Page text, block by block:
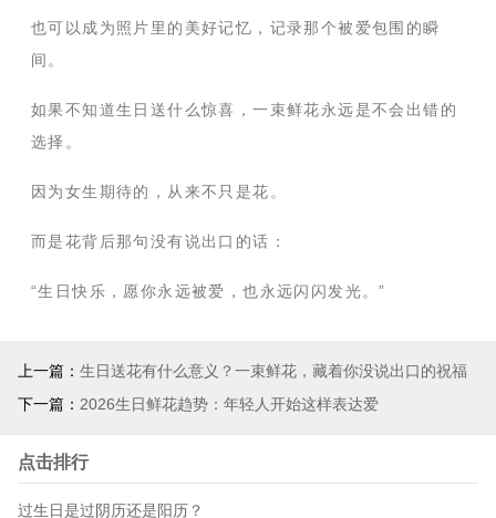
也可以成为照片里的美好记忆，记录那个被爱包围的瞬
间。
如果不知道生日送什么惊喜，一束鲜花永远是不会出错的
选择。
因为女生期待的，从来不只是花。
而是花背后那句没有说出口的话：
“生日快乐，愿你永远被爱，也永远闪闪发光。”
上一篇： 生日送花有什么意义？一束鲜花，藏着你没说出口的祝福
下一篇： 2026生日鲜花趋势：年轻人开始这样表达爱
点击排行
过生日是过阴历还是阳历？